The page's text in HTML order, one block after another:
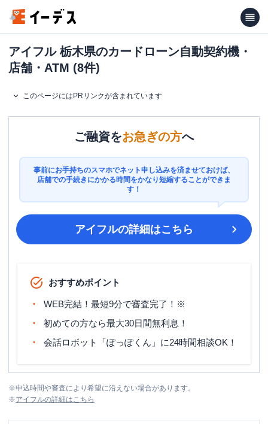
アイフル 栃木県のカードローン自動契約機・
店舗・ATM (8件)
このページにはPRリンクが含まれています
ご融資をお急ぎの方へ
事前にお手持ちのスマホでネット申し込みを済ませておけば、
店舗での手続きにかかる時間をかなり短縮することができま
す！
アイフルの詳細はこちら
おすすめポイント
WEB完結！最短9分で審査完了！※
初めての方なら最大30日間無利息！
会話ロボット「ぽっぽくん」に24時間相談OK！
※申込時間や審査により希望に沿えない場合があります。
※アイフルの詳細はこちら